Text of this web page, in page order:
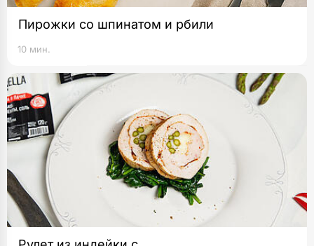
Пирожки со шпинатом и рбили
10 мин.